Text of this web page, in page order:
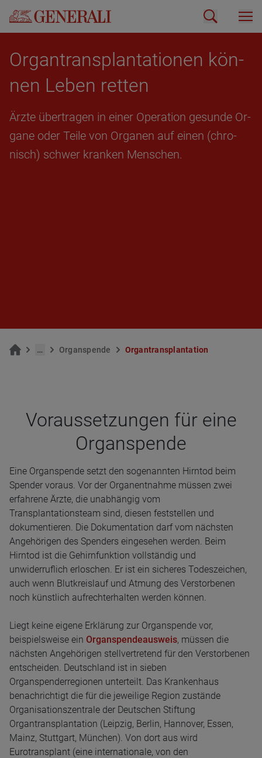
Or­gan­trans­plan­ta­tio­nen kön­
nen Leben ret­ten
Ärzte über­tra­gen in einer Ope­ra­ti­on ge­sun­de Or­
ga­ne oder Teile von Or­ga­nen auf einen (chro­
nisch) schwer kran­ken Men­schen.
… Or­gan­spen­de Or­gan­trans­plan­ta­ti­on
Vor­aus­set­zun­gen für eine
Organ­spende
Eine Organspende setzt den sogenannten Hirntod beim
Spender voraus. Vor der Organentnahme müssen zwei
erfahrene Ärzte, die unabhängig vom
Transplantationsteam sind, diesen feststellen und
dokumentieren. Die Dokumentation darf vom nächsten
Angehörigen des Spenders eingesehen werden. Beim
Hirntod ist die Gehirnfunktion vollständig und
unwiderruflich erloschen. Er ist ein sicheres Todeszeichen,
auch wenn Blutkreislauf und Atmung des Verstorbenen
noch künstlich aufrechterhalten werden können.
Liegt keine eigene Erklärung zur Organspende vor,
beispielsweise ein Organspendeausweis, müssen die
nächsten Angehörigen stellvertretend für den Verstorbenen
entscheiden. Deutschland ist in sieben
Organspenderregionen unterteilt. Das Krankenhaus
benachrichtigt die für die jeweilige Region zustände
Organisationszentrale der Deutschen Stiftung
Organtransplantation (Leipzig, Berlin, Hannover, Essen,
Mainz, Stuttgart, München). Von dort aus wird
Eurotransplant (eine internationale, von den